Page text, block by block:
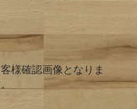
様確認画像となりま